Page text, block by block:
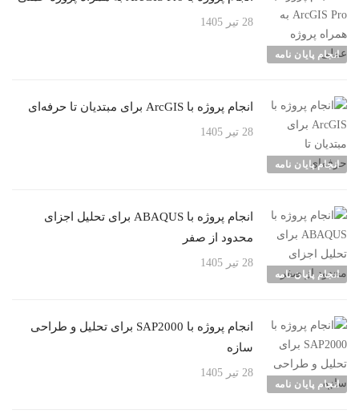
انجام پایان نامه
28 تیر 1405
انجام پایان نامه
انجام پروژه با ArcGIS برای مبتدیان تا حرفه‌ای
28 تیر 1405
انجام پایان نامه
انجام پروژه با ABAQUS برای تحلیل اجزای
محدود از صفر
28 تیر 1405
انجام پایان نامه
انجام پروژه با SAP2000 برای تحلیل و طراحی
سازه
28 تیر 1405